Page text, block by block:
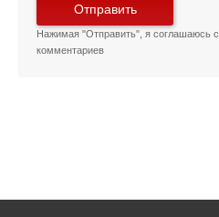
Отправить
Нажимая "Отправить", я соглашаюсь с
комментариев